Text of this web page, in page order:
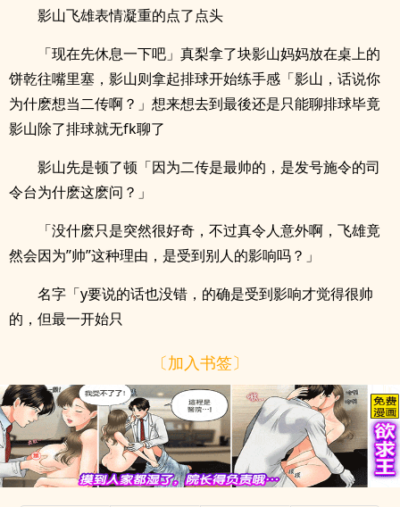
影山飞雄表情凝重的点了点头
「现在先休息一下吧」真梨拿了块影山妈妈放在桌上的
饼乾往嘴里塞，影山则拿起排球开始练手感「影山，话说你
为什麽想当二传啊？」想来想去到最後还是只能聊排球毕竟
影山除了排球就无fk聊了
影山先是顿了顿「因为二传是最帅的，是发号施令的司
令台为什麽这麽问？」
「没什麽只是突然很好奇，不过真令人意外啊，飞雄竟
然会因为’’帅’’这种理由，是受到别人的影响吗？」
名字「y要说的话也没错，的确是受到影响才觉得很帅
的，但最一开始只
〔加入书签〕